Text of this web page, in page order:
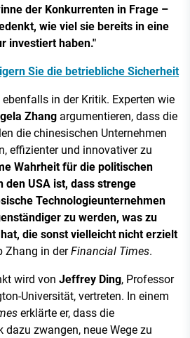
der Konkurrenten in Frage –
wie viel sie bereits in eine
investiert haben."
Sie die betriebliche Sicherheit
ebenfalls in der Kritik. Experten wie
Zhang argumentieren, dass die
die chinesischen Unternehmen
effizienter und innovativer zu
Wahrheit für die politischen
den USA ist, dass strenge
Technologieunternehmen
zu werden, was zu
die sonst vielleicht nicht erzielt
Zhang in derFinancial Times.
wird von Jeffrey Ding, Professor
Universität, vertreten. In einem
erklärte er, dass die
dazu zwangen, neue Wege zu